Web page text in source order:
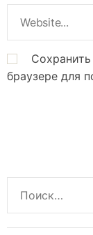
браузере для